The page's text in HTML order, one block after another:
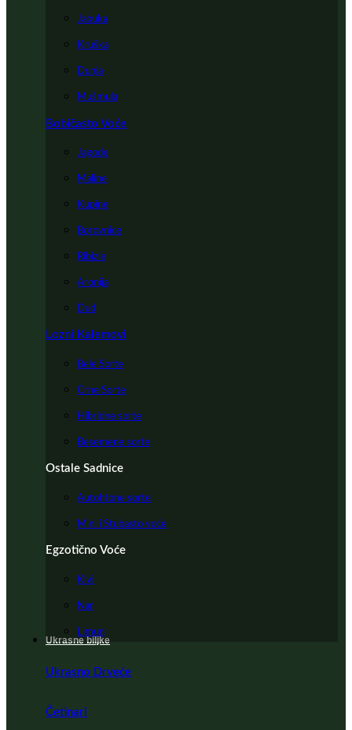
Jabuka
Kruška
Dunja
Mušmula
Bobičasto Voće
Jagode
Maline
Kupine
Borovnice
Ribizle
Aronija
Dud
Lozni Kalemovi
Bele Sorte
Crne Sorte
Hibridne sorte
Besemene sorte
Ostale Sadnice
Autohtone sorte
Mini i Stubasto voće
Egzotično Voće
Kivi
Nar
Limun
Ukrasne biljke
Ukrasno Drveće
Četinari